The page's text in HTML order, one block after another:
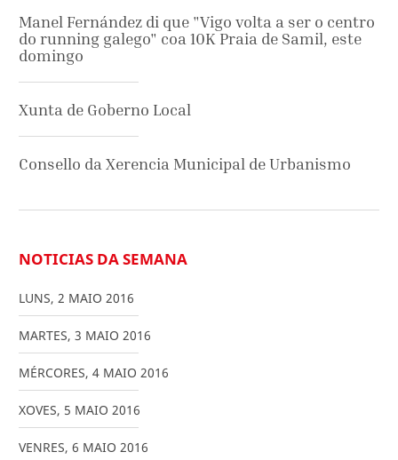
Manel Fernández di que "Vigo volta a ser o centro
do running galego" coa 10K Praia de Samil, este
domingo
Xunta de Goberno Local
Consello da Xerencia Municipal de Urbanismo
NOTICIAS DA SEMANA
LUNS, 2 MAIO 2016
MARTES, 3 MAIO 2016
MÉRCORES, 4 MAIO 2016
XOVES, 5 MAIO 2016
VENRES, 6 MAIO 2016